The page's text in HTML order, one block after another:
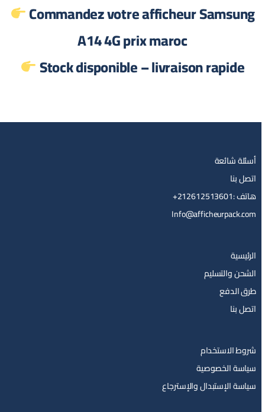
Commandez votre afficheur Samsung
A14 4G prix maroc
Stock disponible – livraison rapide
أسئلة شائعة
اتصل بنا
هاتف :212612513601+
Info@afficheurpack.com
الرئيسية
الشحن والتسليم
طرق الدفع
اتصل بنا
شروط الاستخدام
سياسة الخصوصية
سياسة الإستبدال والإسترجاع